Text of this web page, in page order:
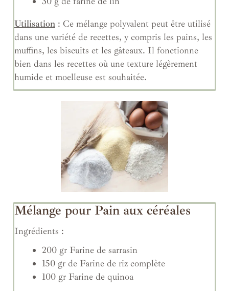
Utilisation : Ce mélange polyvalent peut être utilisé
dans une variété de recettes, y compris les pains, les
muffins, les biscuits et les gâteaux. Il fonctionne
bien dans les recettes où une texture légèrement
humide et moelleuse est souhaitée.
Mélange pour Pain aux céréales
Ingrédients :
200 gr Farine de sarrasin
150 gr de Farine de riz complète
100 gr Farine de quinoa